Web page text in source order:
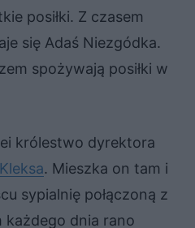
posiłki. Z czasem
się Adaś Niezgódka.
spożywają posiłki w
królestwo dyrektora
. Mieszka on tam i
sypialnię połączoną z
dnia rano